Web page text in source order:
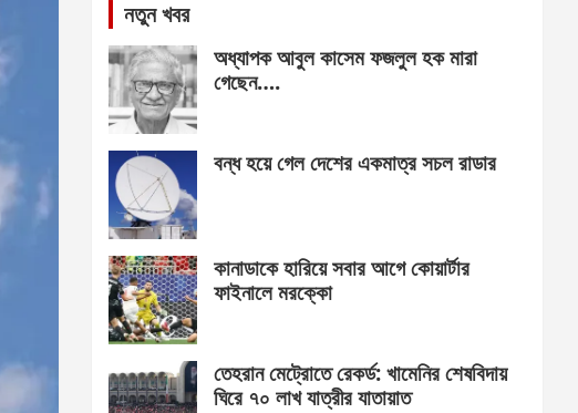
নতুন খবর
অধ্যাপক আবুল কাসেম ফজলুল হক মারা
গেছেন….
বন্ধ হয়ে গেল দেশের একমাত্র সচল রাডার
কানাডাকে হারিয়ে সবার আগে কোয়ার্টার
ফাইনালে মরক্কো
তেহরান মেট্রোতে রেকর্ড: খামেনির শেষবিদায়
ঘিরে ৭০ লাখ যাত্রীর যাতায়াত